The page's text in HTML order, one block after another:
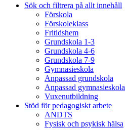
Sök och filtrera på allt innehåll
Förskola
Förskoleklass
Fritidshem
Grundskola 1-3
Grundskola 4-6
Grundskola 7-9
Gymnasieskola
Anpassad grundskola
Anpassad gymnasieskola
Vuxenutbildning
Stöd för pedagogiskt arbete
ANDTS
Fysisk och psykisk hälsa